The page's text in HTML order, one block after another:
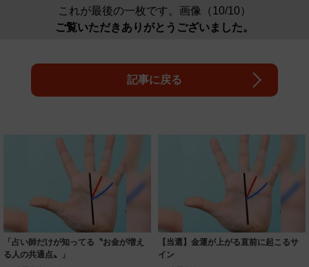
これが最後の一枚です。画像（10/10）
ご覧いただきありがとうございました。
記事に戻る
「占い師だけが知ってる〝お金が増え
る人の共通点〟」
【当選】金運が上がる直前に起こるサ
イン